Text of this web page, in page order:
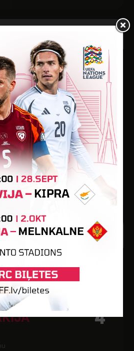
kvalifikācija, priekšsacīkstes
5
0
Sports
Kart.
-
18:00
4